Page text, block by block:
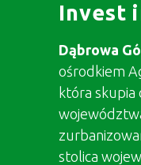
Invest
Dąbrowa
ośrodkiem
która skupia
stolica